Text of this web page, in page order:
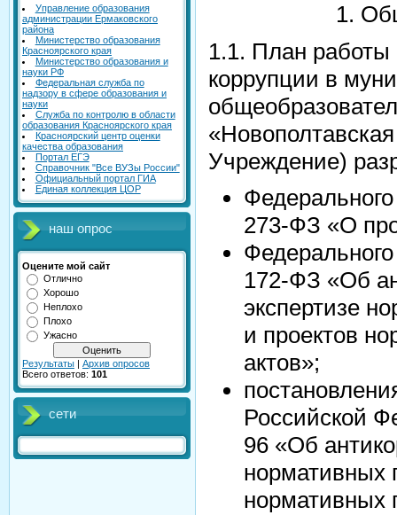
Управление образования
администрации Ермаковского
района
Министерство образования
Красноярского края
Министерство образования и
науки РФ
Федеральная служба по
надзору в сфере образования и
науки
Служба по контролю в области
образования Красноярского края
Красноярский центр оценки
качества образования
Портал ЕГЭ
Справочник "Все ВУЗы России"
Официальный портал ГИА
Единая коллекция ЦОР
наш опрос
Оцените мой сайт
Отлично
Хорошо
Неплохо
Плохо
Ужасно
Результаты | Архив опросов
Всего ответов: 101
сети
1.
1.1. План работы
коррупции в
Учреждение)
273-ФЗ «О
172-ФЗ «Об
экспертизе
и проектов
актов»;
Российской
96 «Об
нормативных
нормативных